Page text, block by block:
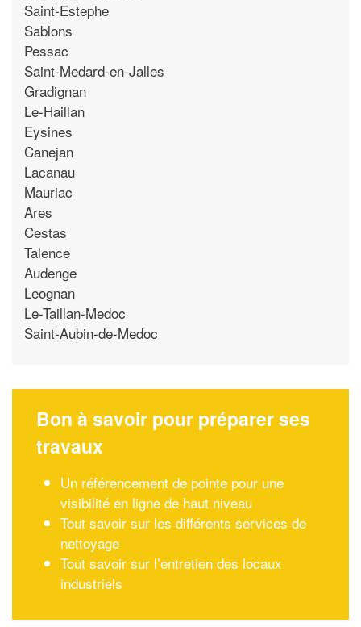
Saint-Estephe
Sablons
Pessac
Saint-Medard-en-Jalles
Gradignan
Le-Haillan
Eysines
Canejan
Lacanau
Mauriac
Ares
Cestas
Talence
Audenge
Leognan
Le-Taillan-Medoc
Saint-Aubin-de-Medoc
Bon à savoir pour préparer ses
travaux
Un référencement de pointe pour une
visibilité en ligne de haut niveau
Tout savoir sur les différents services de
nettoyage
Tout savoir sur l’entretien des locaux
industriels